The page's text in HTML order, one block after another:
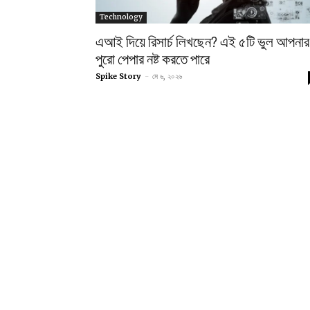
Technology
এআই দিয়ে রিসার্চ লিখছেন? এই ৫টি ভুল আপনার
পুরো পেপার নষ্ট করতে পারে
Spike Story - মে ৬, ২০২৬